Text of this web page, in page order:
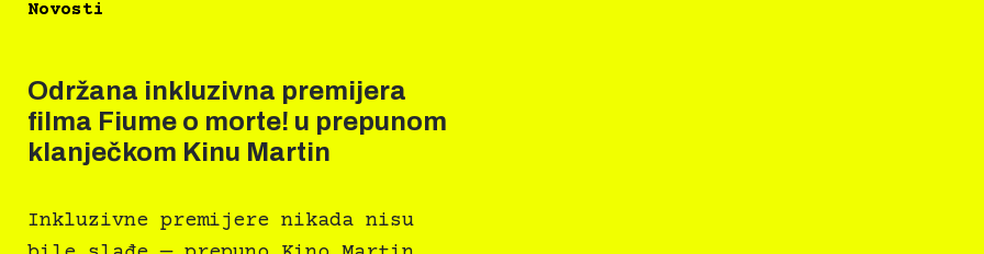
Novosti
Održana inkluzivna premijera
filma Fiume o morte! u prepunom
klanječkom Kinu Martin
Inkluzivne premijere nikada nisu